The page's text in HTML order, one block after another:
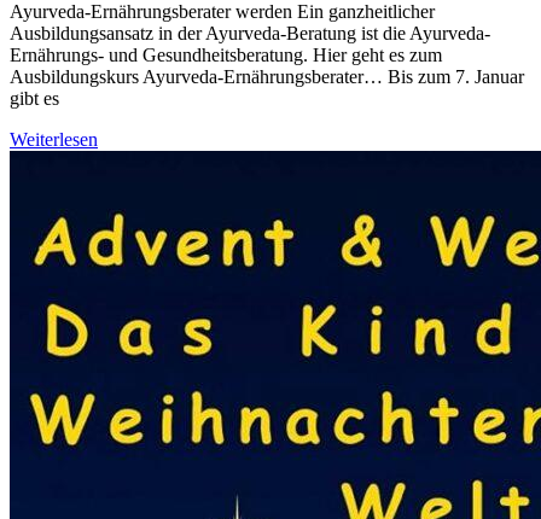
Ayurveda-Ernährungsberater werden Ein ganzheitlicher
Ausbildungsansatz in der Ayurveda-Beratung ist die Ayurveda-
Ernährungs- und Gesundheitsberatung. Hier geht es zum
Ausbildungskurs Ayurveda-Ernährungsberater… Bis zum 7. Januar
gibt es
Weiterlesen